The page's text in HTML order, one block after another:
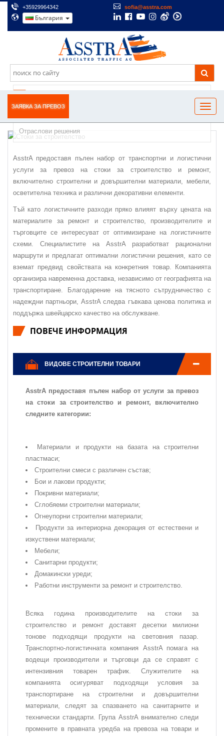
+35929964342 sofia@asstra.com
България
ЗАЯВКА ЗА ПРЕВОЗ
ТРАНСПОРТ НА СТОКИ ЗА СТРОИТЕЛСТВО И
РЕМОНТ
Отраслови решения
AsstrA предоставя пълен набор от транспортни и логистични
услуги за превоз на стоки за строителство и ремонт,
включително строителни и довършителни материали, мебели,
осветителна техника и различни декоративни елементи.
Тъй като логистичните разходи пряко влияят върху цената на
материалите за ремонт и строителство, производителите и
търговците се интересуват от оптимизиране на логистичните
схеми. Специалистите на AsstrA разработват рационални
маршрути и предлагат оптимални логистични решения, като се
вземат предвид свойствата на конкретния товар. Компанията
организира навременна доставка, независимо от географията на
транспортиране. Благодарение на тясното сътрудничество с
надеждни партньори, AsstrA следва гъвкава ценова политика и
поддържа швейцарско качество на обслужване.
ПОВЕЧЕ ИНФОРМАЦИЯ
ВИДОВЕ СТРОИТЕЛНИ ТОВАРИ
AsstrA предоставя пълен набор от услуги за превоз
на стоки за строителство и ремонт, включително
следните категории:
Материали и продукти на базата на строителни
пластмаси;
Строителни смеси с различен състав;
Бои и лакови продукти;
Покривни материали;
Сглобяеми строителни материали;
Огнеупорни строителни материали;
Продукти за интериорна декорация от естествени и
изкуствени материали;
Мебели;
Санитарни продукти;
Домакински уреди;
Работни инструменти за ремонт и строителство.
Всяка година производителите на стоки за
строителство и ремонт доставят десетки милиони
тонове подходящи продукти на световния пазар.
Транспортно-логистичната компания AsstrA помага на
водещи производители и търговци да се справят с
интензивния товарен трафик. Служителите на
компанията осигуряват подходящи условия за
транспортиране на строителни и довършителни
материали, следят за спазването на санитарните и
технически стандарти. Група AsstrA внимателно следи
промените в правната уредба на превоза на товари и